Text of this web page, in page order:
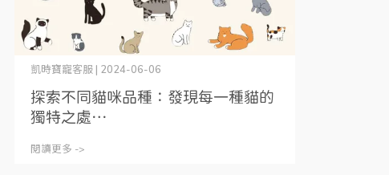
凱時寶寵客服 | 2024-06-06
探索不同貓咪品種：發現每一種貓的
獨特之處⋯
閱讀更多 ->